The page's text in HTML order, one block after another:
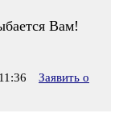
Вам!
Заявить о